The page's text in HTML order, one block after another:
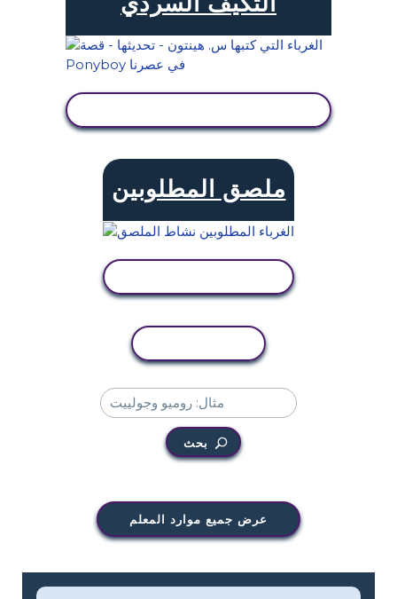
ملصق المطلوبين
بحث
عرض جميع موارد المعلم